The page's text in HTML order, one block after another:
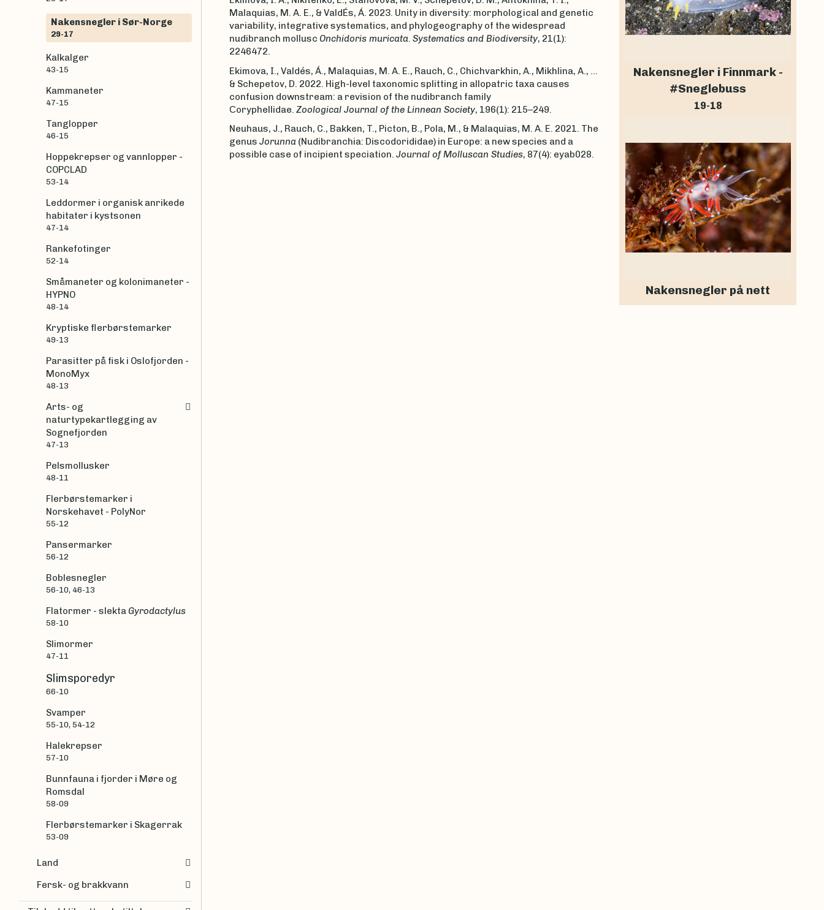
Malaquias, M. A. E., & ValdÉs, Á. 2023. Unity in diversity: morphological and genetic
variability, integrative systematics, and phylogeography of the widespread
nudibranch mollusc Onchidoris muricata. Systematics and Biodiversity, 21(1):
2246472.
Ekimova, I., Valdés, Á., Malaquias, M. A. E., Rauch, C., Chichvarkhin, A., Mikhlina, A., ...
& Schepetov, D. 2022. High-level taxonomic splitting in allopatric taxa causes
confusion downstream: a revision of the nudibranch family
Сoryphellidae. Zoological Journal of the Linnean Society, 196(1): 215–249.
Neuhaus, J., Rauch, C., Bakken, T., Picton, B., Pola, M., & Malaquias, M. A. E. 2021. The
genus Jorunna(Nudibranchia: Discodorididae) in Europe: a new species and a
possible case of incipient speciation. Journal of Molluscan Studies, 87(4): eyab028.
Nakensnegler i Finnmark -
#Sneglebuss
19-18
Nakensnegler på nett
Nakensnegler i Sør-Norge
29-17
Kalkalger
43-15
Kammaneter
47-15
Tanglopper
46-15
Hoppekrepser og vannlopper -
COPCLAD
53-14
Leddormer i organisk anrikede
habitater i kystsonen
47-14
Rankefotinger
52-14
Småmaneter og kolonimaneter -
HYPNO
48-14
Kryptiske flerbørstemarker
49-13
Parasitter på fisk i Oslofjorden -
MonoMyx
48-13
Arts- og
naturtypekartlegging av
Sognefjorden
47-13
Pelsmollusker
48-11
Flerbørstemarker i
Norskehavet - PolyNor
55-12
Pansermarker
56-12
Boblesnegler
56-10, 46-13
Flatormer - slektaGyrodactylus
58-10
Slimormer
47-11
Slimsporedyr
66-10
Svamper
55-10, 54-12
Halekrepser
57-10
Bunnfauna i fjorder i Møre og
Romsdal
58-09
Flerbørstemarker i Skagerrak
53-09
Land
Fersk- og brakkvann